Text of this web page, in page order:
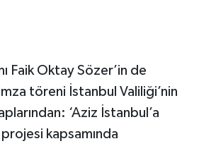
Faik Oktay Sözer’in de
töreni İstanbul Valiliği’nin
‘Aziz İstanbul’a
kapsamında